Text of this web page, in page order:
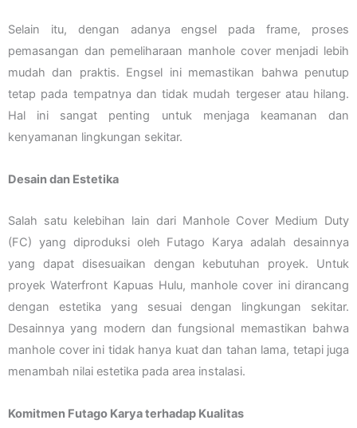
Selain itu, dengan adanya engsel pada frame, proses
pemasangan dan pemeliharaan manhole cover menjadi lebih
mudah dan praktis. Engsel ini memastikan bahwa penutup
tetap pada tempatnya dan tidak mudah tergeser atau hilang.
Hal ini sangat penting untuk menjaga keamanan dan
kenyamanan lingkungan sekitar.
Desain dan Estetika
Salah satu kelebihan lain dari Manhole Cover Medium Duty
(FC) yang diproduksi oleh Futago Karya adalah desainnya
yang dapat disesuaikan dengan kebutuhan proyek. Untuk
proyek Waterfront Kapuas Hulu, manhole cover ini dirancang
dengan estetika yang sesuai dengan lingkungan sekitar.
Desainnya yang modern dan fungsional memastikan bahwa
manhole cover ini tidak hanya kuat dan tahan lama, tetapi juga
menambah nilai estetika pada area instalasi.
Komitmen Futago Karya terhadap Kualitas